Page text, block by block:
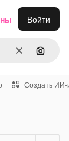
ОчиститьПоиск
Войти
Создать ИИ-